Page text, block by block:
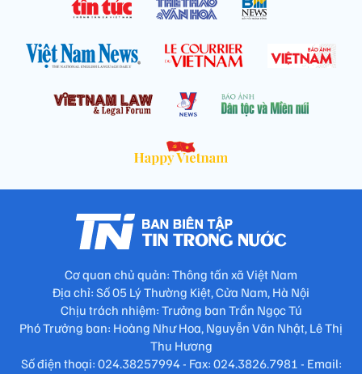
Cơ quan chủ quản: Thông tấn xã Việt Nam
Địa chỉ: Số 05 Lý Thường Kiệt, Cửa Nam, Hà Nội
Chịu trách nhiệm: Trưởng ban Trần Ngọc Tú
Phó Trưởng ban: Hoàng Như Hoa, Nguyễn Văn Nhật, Lê Thị
Thu Hương
Số điện thoại: 024.38257994 - Fax: 024.3826.7981 - Email: